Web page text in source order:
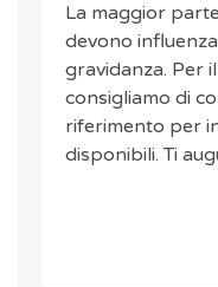
La maggior
devono
gravidanza. Per
consigliamo di
riferimento per
disponibili. Ti